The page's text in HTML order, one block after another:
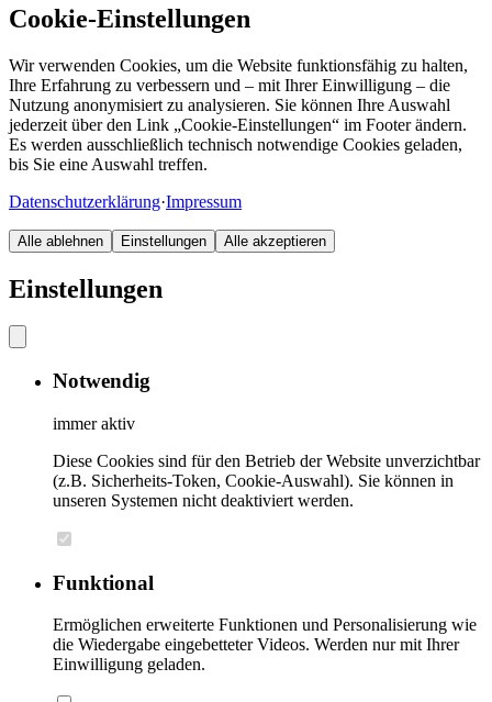
Cookie-Einstellungen
Wir verwenden Cookies, um die Website funktionsfähig zu halten,
Ihre Erfahrung zu verbessern und – mit Ihrer Einwilligung – die
Nutzung anonymisiert zu analysieren. Sie können Ihre Auswahl
jederzeit über den Link „Cookie-Einstellungen“ im Footer ändern.
Es werden ausschließlich technisch notwendige Cookies geladen,
bis Sie eine Auswahl treffen.
Datenschutzerklärung·Impressum
Alle ablehnen Einstellungen Alle akzeptieren
Einstellungen
Notwendig
immer aktiv
Diese Cookies sind für den Betrieb der Website unverzichtbar
(z.B. Sicherheits-Token, Cookie-Auswahl). Sie können in
unseren Systemen nicht deaktiviert werden.
Funktional
Ermöglichen erweiterte Funktionen und Personalisierung wie
die Wiedergabe eingebetteter Videos. Werden nur mit Ihrer
Einwilligung geladen.